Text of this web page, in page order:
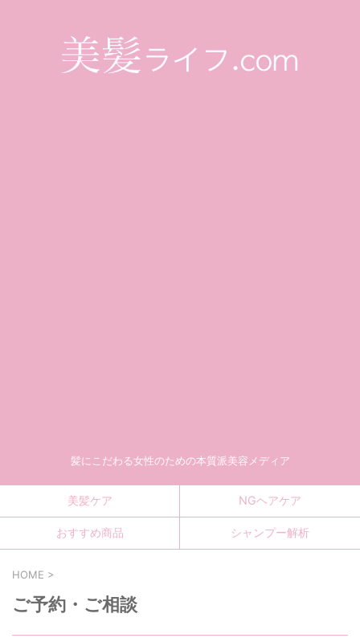
髪にこだわる女性のための本質派美容メディア
美髪ケア NGヘアケア
おすすめ商品 シャンプー解析
HOME >
ご予約・ご相談